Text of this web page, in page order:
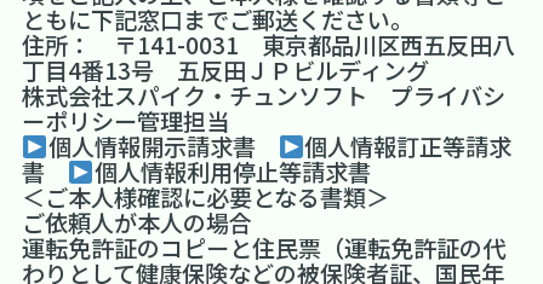
ともに下記窓口までご郵送ください。
住所： 〒141-0031 東京都品川区西五反田八
丁目4番13号 五反田ＪＰビルディング
株式会社スパイク・チュンソフト プライバシ
ーポリシー管理担当
個人情報開示請求書 個人情報訂正等請求
書 個人情報利用停止等請求書
＜ご本人様確認に必要となる書類＞
ご依頼人が本人の場合
運転免許証のコピーと住民票（運転免許証の代
わりとして健康保険などの被保険者証、国民年